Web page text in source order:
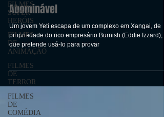
FILMES
SUPER
HERÓIS
FILMES
DE
ANIMAÇÃO
FILMES
DE
TERROR
FILMES
DE
COMÉDIA
Abominável
Um jovem Yeti escapa de um complexo em Xangai, de
que pretende usá-lo para provar